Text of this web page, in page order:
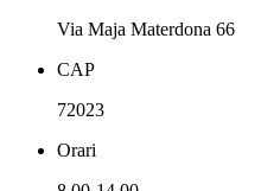
Via Maja Materdona 66
CAP
72023
Orari